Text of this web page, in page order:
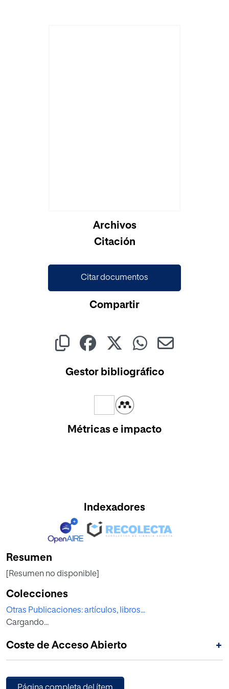
Archivos
Citación
Citar documentos
Compartir
Gestor bibliográfico
Métricas e impacto
Indexadores
Resumen
[Resumen no disponible]
Colecciones
Otras Publicaciones: artículos, libros...
Cargando...
Coste de Acceso Abierto +